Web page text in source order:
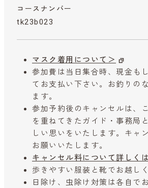
コースナンバー
tk23b023
マスク着用について＞
参加費は当日集合時、現金も
てお支払い下さい。お釣りの
ます。
参加予約後のキャンセルは、
を重ねてきたガイド・事務局
しい思いをいたします。キャ
お願いいたします。
キャンセル料について詳しく
歩きやすい服装と靴でお越し
日除け、虫除け対策は各自で